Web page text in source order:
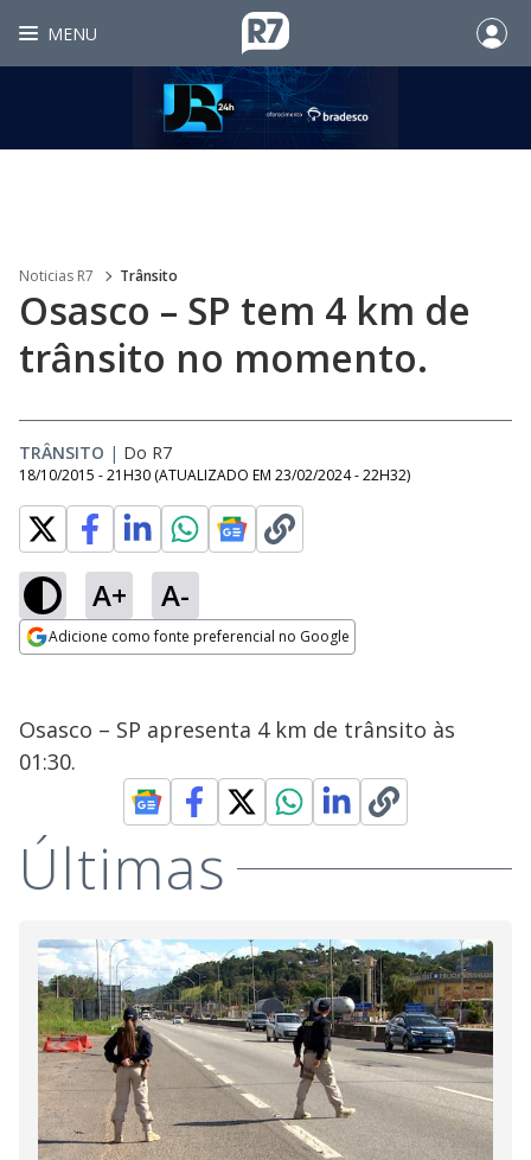
MENU
Noticias R7 Trânsito
Osasco – SP tem 4 km de
trânsito no momento.
TRÂNSITO | Do R7
18/10/2015 - 21H30 (ATUALIZADO EM 23/02/2024 - 22H32)
A+ A-
Adicione como fonte preferencial no Google
Osasco – SP apresenta 4 km de trânsito às
01:30.
Últimas